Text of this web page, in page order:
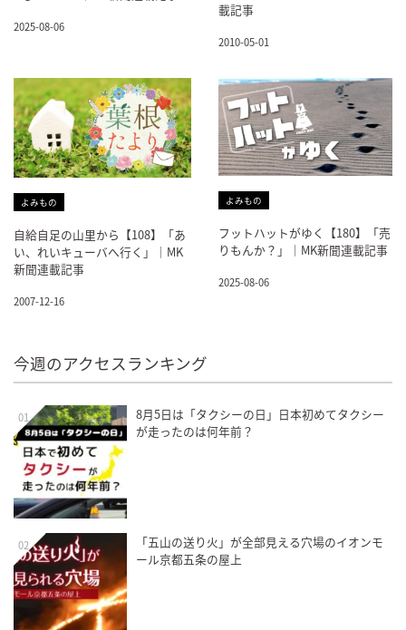
2025-08-06
載記事
2010-05-01
よみもの
自給自足の山里から【108】「あ
い、れいキューバへ行く」｜MK
新聞連載記事
2007-12-16
よみもの
フットハットがゆく【180】「売
りもんか？」｜MK新聞連載記事
2025-08-06
今週のアクセスランキング
01
8月5日は「タクシーの日」日本初めてタクシー
が走ったのは何年前？
02
「五山の送り火」が全部見える穴場のイオンモ
ール京都五条の屋上